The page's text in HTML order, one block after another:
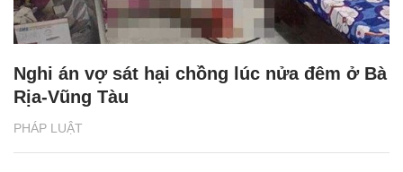
PHÁP LUẬT
Nghi án vợ sát hại chồng lúc nửa đêm ở Bà
Rịa-Vũng Tàu